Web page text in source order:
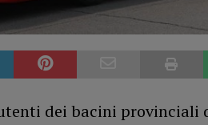
dei bacini provinciali